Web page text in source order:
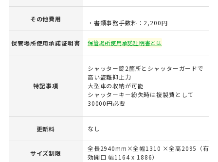
その他費用 ・書類事務手数料：2,200円
保管場所使用承諾証明書 保管場所使用承諾証明書とは
特記事項
シャッター錠2箇所とシャッターガードで
高い盗難抑止力
大型車の収納が可能
シャッターキー紛失時は複製費として
30000円必要
更新料 なし
サイズ制限
全長2940mm×全幅1310 ×全高2095（有
効開口 幅1164 x 1886）